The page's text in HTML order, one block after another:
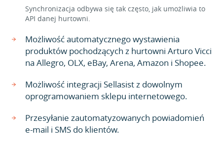
Synchronizacja odbywa się tak często, jak umożliwia to
API danej hurtowni.
Możliwość automatycznego wystawienia
produktów pochodzących z hurtowni Arturo Vicci
na Allegro, OLX, eBay, Arena, Amazon i Shopee.
Możliwość integracji Sellasist z dowolnym
oprogramowaniem sklepu internetowego.
Przesyłanie zautomatyzowanych powiadomień
e-mail i SMS do klientów.